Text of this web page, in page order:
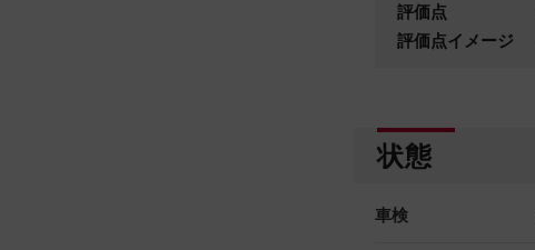
評価点
評価点イメージ
状態
車検